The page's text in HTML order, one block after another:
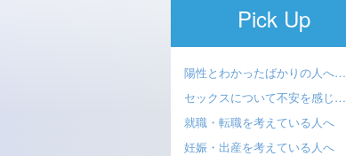
Pick Up
陽性とわかったばかりの人へ…
セックスについて不安を感じ…
就職・転職を考えている人へ
妊娠・出産を考えている人へ